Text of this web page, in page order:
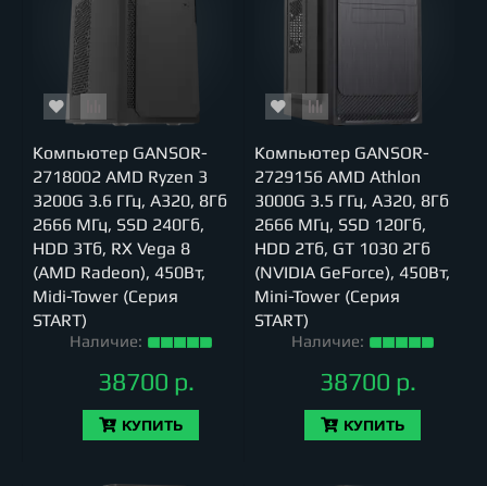
Компьютер GANSOR-
2718002 AMD Ryzen 3
3200G 3.6 ГГц, A320, 8Гб
2666 МГц, SSD 240Гб,
HDD 3Тб, RX Vega 8
(AMD Radeon), 450Вт,
Midi-Tower (Серия
START)
Наличие:
38700 р.
КУПИТЬ
Компьютер GANSOR-
2729156 AMD Athlon
3000G 3.5 ГГц, A320, 8Гб
2666 МГц, SSD 120Гб,
HDD 2Тб, GT 1030 2Гб
(NVIDIA GeForce), 450Вт,
Mini-Tower (Серия
START)
Наличие:
38700 р.
КУПИТЬ